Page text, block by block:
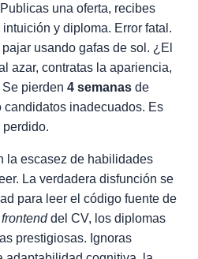
una oferta, recibes
y diploma. Error fatal.
usando gafas de sol. ¿El
azar, contratas la apariencia,
pierden 4 semanas de
inadecuados. Es
la escasez de habilidades
La verdadera disfunción se
para leer el código fuente de
frontenddel CV, los diplomas
prestigiosas. Ignoras